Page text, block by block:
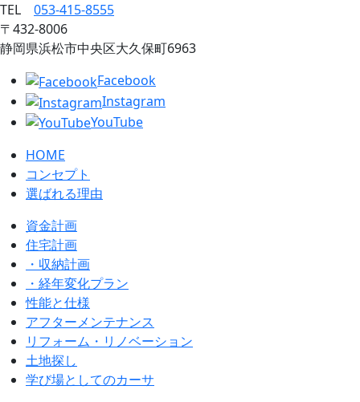
TEL 053‐415‐8555
〒432‐8006
静岡県浜松市中央区大久保町6963
Facebook
Instagram
YouTube
HOME
コンセプト
選ばれる理由
資金計画
住宅計画
・収納計画
・経年変化プラン
性能と仕様
アフターメンテナンス
リフォーム・リノベーション
土地探し
学び場としてのカーサ